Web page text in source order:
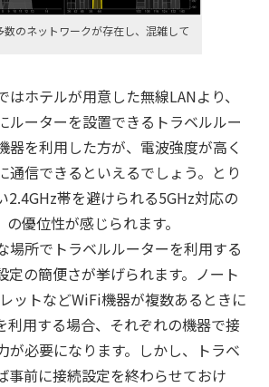
数のネットワークが存在し、混雑して
ホテルが用意した無線LANより、
ルーターを設置できるトラベルルー
器を利用した方が、電波強度が高く
通信できるといえるでしょう。とり
2.4GHz帯を避けられる5GHz対応の
の優位性が感じられます。
場所でトラベルルーターを利用する
定の簡便さが挙げられます。ノート
ットなどWiFi機器が複数あるときに
利用する場合、それぞれの機器で接
が必要になります。しかし、トラベ
事前に接続設定を終わらせておけ